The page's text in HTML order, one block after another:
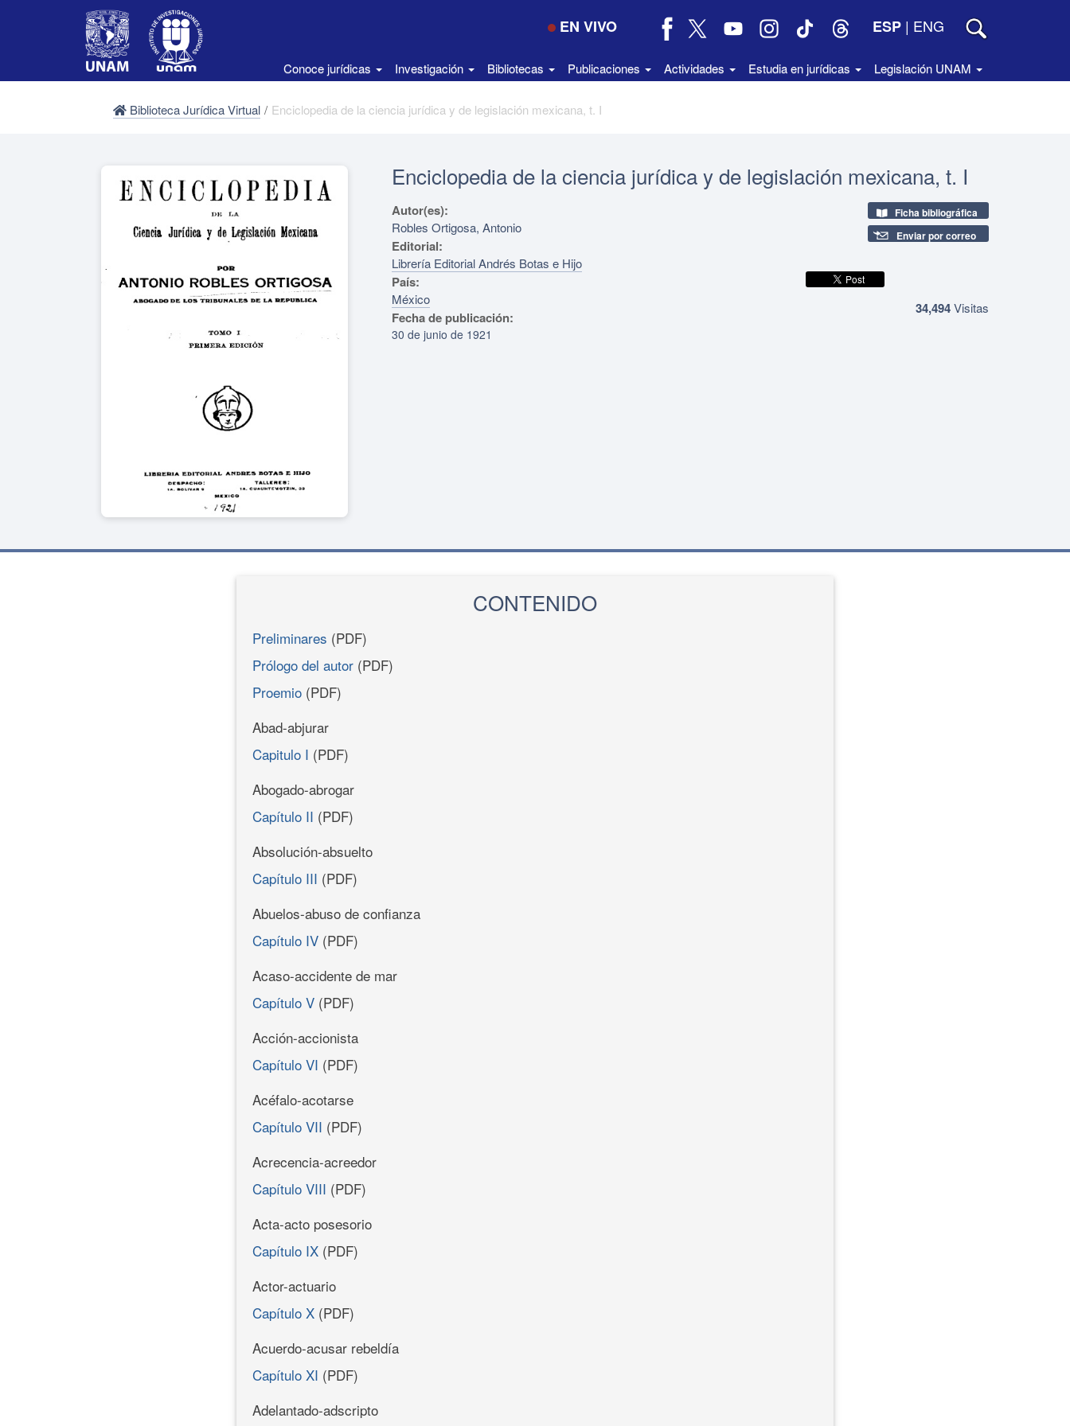
EN VIVO ESP | ENG
Conoce jurídicas Investigación Bibliotecas Publicaciones Actividades Estudia en jurídicas Legislación UNAM
Biblioteca Jurídica Virtual / Enciclopedia de la ciencia jurídica y de legislación mexicana, t. I
Enciclopedia de la ciencia jurídica y de legislación mexicana, t. I
Autor(es):
Robles Ortigosa, Antonio
Editorial:
Librería Editorial Andrés Botas e Hijo
País:
México
Fecha de publicación:
30 de junio de 1921
Ficha bibliográfica
Enviar por correo
34,494Visitas
CONTENIDO
Preliminares (PDF)
Prólogo del autor (PDF)
Proemio (PDF)
Abad-abjurar
Capitulo I (PDF)
Abogado-abrogar
Capítulo II (PDF)
Absolución-absuelto
Capítulo III (PDF)
Abuelos-abuso de confianza
Capítulo IV (PDF)
Acaso-accidente de mar
Capítulo V (PDF)
Acción-accionista
Capítulo VI (PDF)
Acéfalo-acotarse
Capítulo VII (PDF)
Acrecencia-acreedor
Capítulo VIII (PDF)
Acta-acto posesorio
Capítulo IX (PDF)
Actor-actuario
Capítulo X (PDF)
Acuerdo-acusar rebeldía
Capítulo XI (PDF)
Adelantado-adscripto